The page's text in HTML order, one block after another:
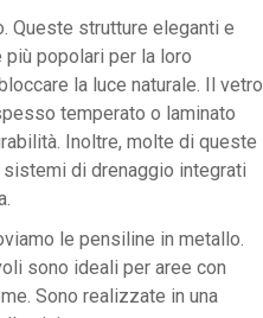
Queste strutture eleganti e
popolari per la loro
la luce naturale. Il vetro
temperato o laminato
Inoltre, molte di queste
di drenaggio integrati
le pensiline in metallo.
sono ideali per aree con
Sono realizzate in una